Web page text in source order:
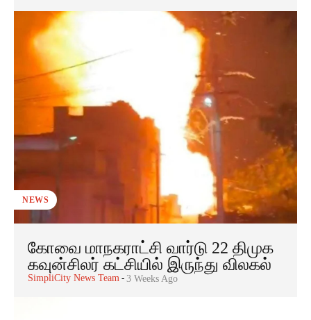
NEWS
கோவை மாநகராட்சி வார்டு 22 திமுக
கவுன்சிலர் கட்சியில் இருந்து விலகல்
SimpliCity News Team - 3 Weeks Ago